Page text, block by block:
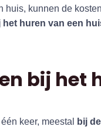
kunnen de
het huren van een
bij het
keer, meestal bij